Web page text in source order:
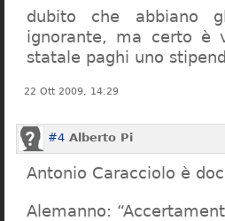
dubito che abbiano
ignorante, ma certo è
statale paghi uno
22 Ott 2009, 14:29
#4 Alberto Pi
Antonio Caracciolo è
Alemanno: